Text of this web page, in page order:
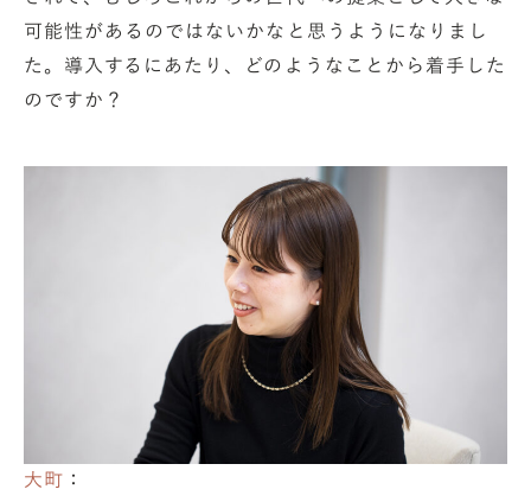
可能性があるのではないかなと思うようになりまし
た。導入するにあたり、どのようなことから着手した
のですか？
大町 ：